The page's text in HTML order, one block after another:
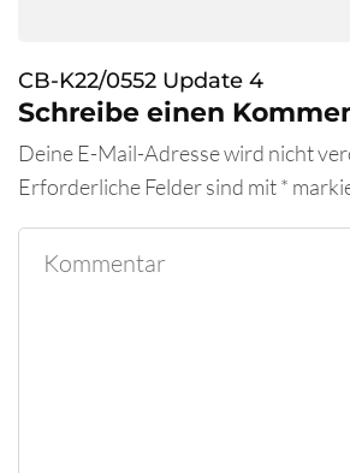
CB-K22/0552 Update 4
Schreibe einen
Deine E-Mail-Adresse wird nicht
Erforderliche Felder sind mit*